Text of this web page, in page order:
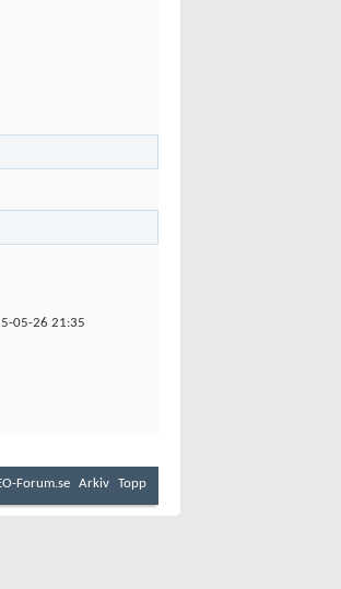
05-26 21:35
Forum.se Arkiv Topp